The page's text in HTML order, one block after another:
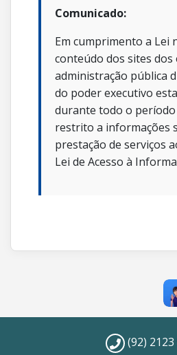
Comunicado:
Em cumprimento a Lei
conteúdo dos sites dos
administração pública
do poder executivo
durante todo o
restrito a informações
prestação de serviços
Lei de Acesso à
(92) 2123